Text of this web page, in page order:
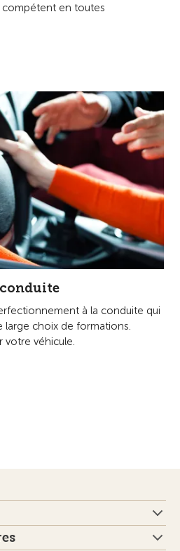
en toutes
conduite
à la conduite qui
large choix de formations.
votre véhicule.